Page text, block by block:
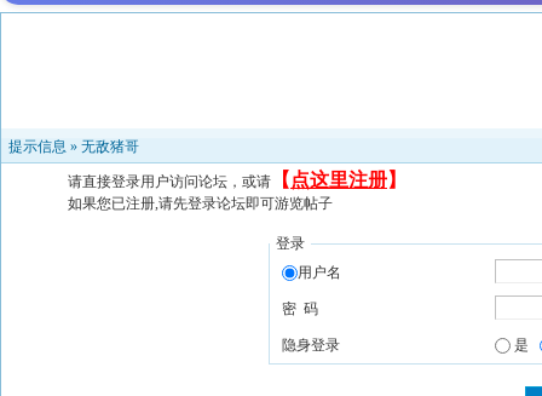
提示信息 » 无敌猪哥
请直接登录用户访问论坛，或请 【 点这里注册】
如果您已注册,请先登录论坛即可游览帖子
登录
用户名
密 码
隐身登录 是